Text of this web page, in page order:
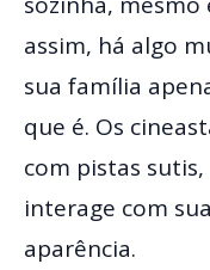
assim, há algo
sua família
que é. Os
com pistas
interage com
aparência.